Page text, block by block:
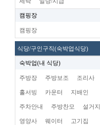
캠핑장
캠핑장
식당/구인구직(숙박업식당)
숙박업(내 식당)
주방장 주방보조 조리사
홀서빙 카운터 지배인
주차안내 주방찬모 설거지
영양사 웨이터 고기집